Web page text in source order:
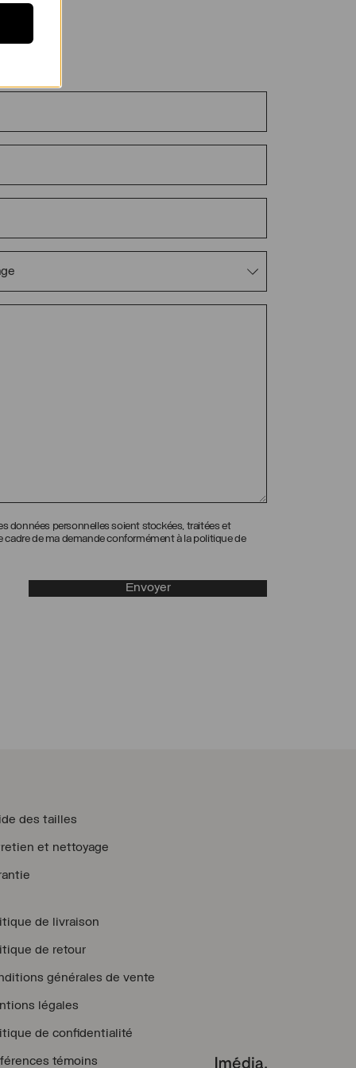
données personnelles soient stockées, traitées et
cadre de ma demande conformément à la politique de
des tailles
et nettoyage
de livraison
de retour
générales de vente
légales
de confidentialité
témoins